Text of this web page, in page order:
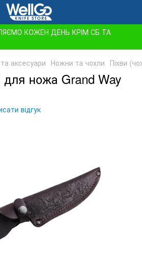
КОЖЕН ДЕНЬ КРІМ СБ ТА
аксесуари Ножни та чохли Піхви
для ножа Grand Way
відгук